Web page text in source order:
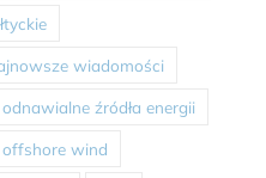
wiadomości
odnawialne źródła energii
offshore wind